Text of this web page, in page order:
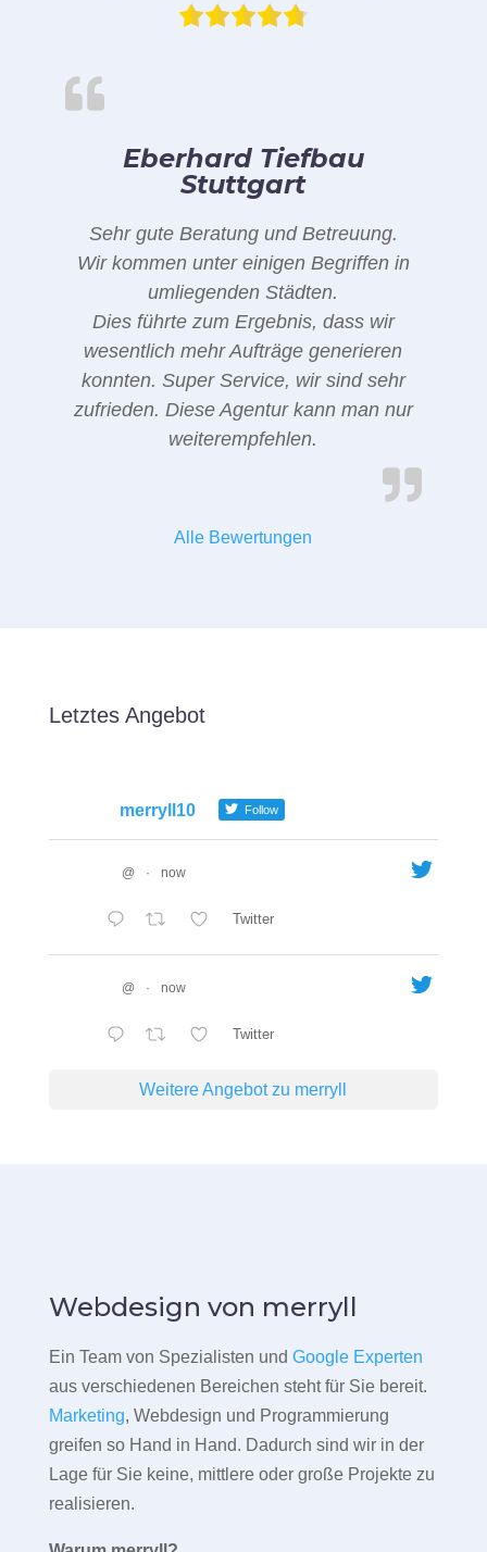
Eberhard Tiefbau
Stuttgart
Sehr gute Beratung und Betreuung.
Wir kommen unter einigen Begriffen in
umliegenden Städten.
Dies führte zum Ergebnis, dass wir
wesentlich mehr Aufträge generieren
konnten. Super Service, wir sind sehr
zufrieden. Diese Agentur kann man nur
weiterempfehlen.
Alle Bewertungen
Letztes Angebot
merryll10 Follow
@ · now
Twitter
@ · now
Twitter
Weitere Angebot zu merryll
Webdesign von merryll
Ein Team von Spezialisten und Google Experten
aus verschiedenen Bereichen steht für Sie bereit.
Marketing, Webdesign und Programmierung
greifen so Hand in Hand. Dadurch sind wir in der
Lage für Sie keine, mittlere oder große Projekte zu
realisieren.